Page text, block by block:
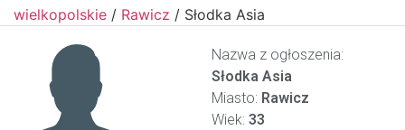
wielkopolskie / Rawicz / Słodka Asia
Nazwa z ogłoszenia:
Słodka Asia
Miasto: Rawicz
Wiek: 33